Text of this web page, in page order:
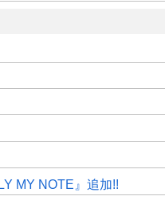
MY NOTE』追加!!